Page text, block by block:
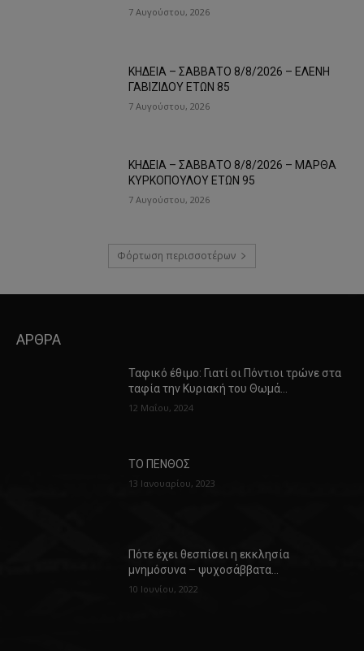
7 Αυγούστου, 2026
ΚΗΔΕΙΑ – ΣΑΒΒΑΤΟ 8/8/2026 – ΕΛΕΝΗ
ΓΑΒΙΖΙΔΟΥ ΕΤΩΝ 85
7 Αυγούστου, 2026
ΚΗΔΕΙΑ – ΣΑΒΒΑΤΟ 8/8/2026 – ΜΑΡΘΑ
ΚΥΡΚΟΠΟΥΛΟΥ ΕΤΩΝ 95
7 Αυγούστου, 2026
Φόρτωση περισσοτέρων
ΑΡΘΡΑ
Ταφικό έθιμο: Γιατί οι Πόντιοι τρώνε στα
ταφία την Κυριακή του Θωμά…
12 Μαΐου, 2024
ΤΟ ΠΕΝΘΟΣ
13 Ιανουαρίου, 2023
Πότε έχει θεσπίσει η εκκλησία
μνημόσυνα – ψυχοσάββατα…
10 Ιουνίου, 2022